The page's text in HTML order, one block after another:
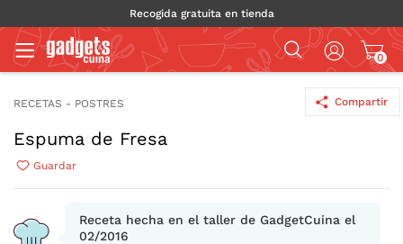
Recogida gratuita en tienda
0
Compartir
RECETAS - POSTRES
Espuma de Fresa
Guardar
Receta hecha en el taller de GadgetCuina el
02/2016